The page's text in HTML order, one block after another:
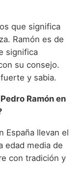
que significa
Ramón es de
significa
su consejo.
y sabia.
Ramón en
España llevan el
edad media de
con tradición y